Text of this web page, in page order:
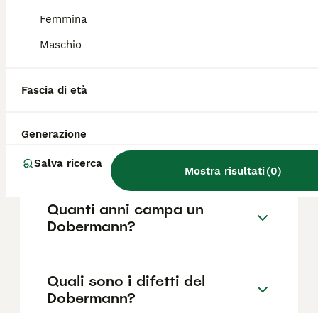
Femmina
Maschio
Fascia di età
Generazione
Salva ricerca
Mostra risultati(0)
dell'allevatore e la posizione.
bambini?
Quanto è difficile addestrare
un Dobermann?
Quanti anni campa un
Dobermann?
Quali sono i difetti del
Dobermann?